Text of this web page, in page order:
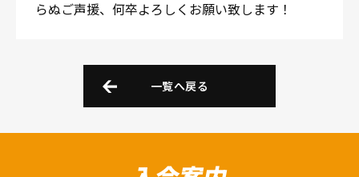
らぬご声援、何卒よろしくお願い致します！
一覧へ戻る